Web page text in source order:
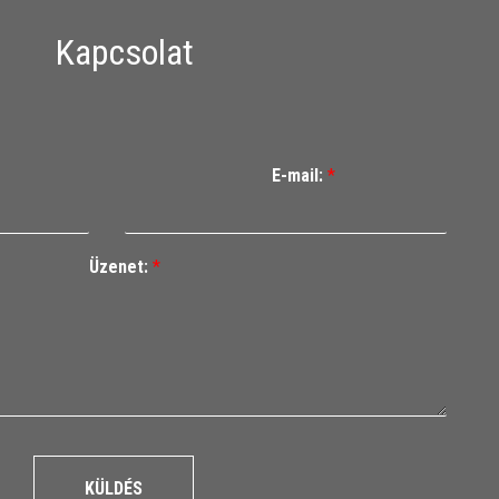
Kapcsolat
E-mail: *
Üzenet: *
KÜLDÉS